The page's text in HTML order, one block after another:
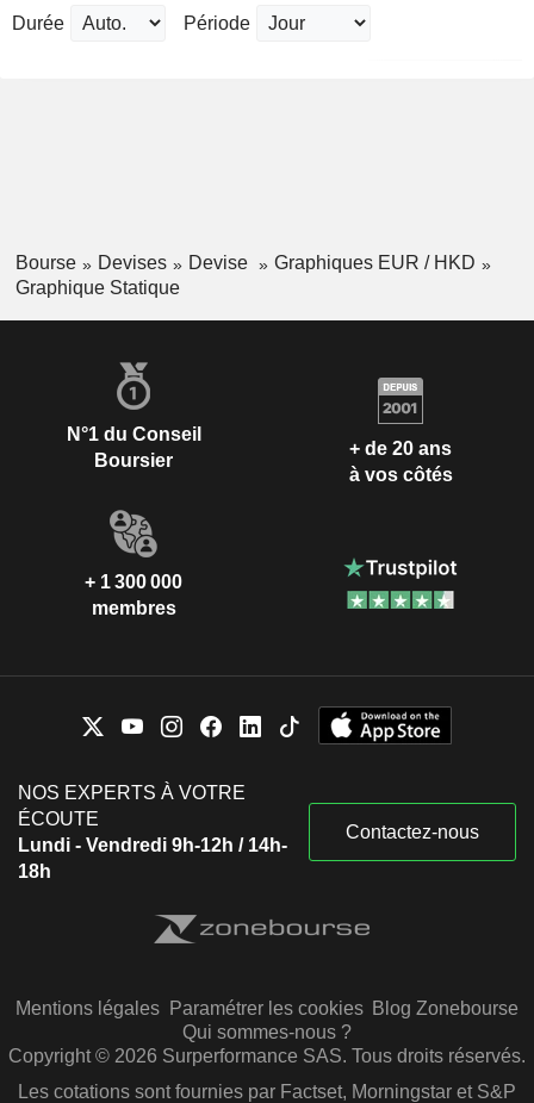
Durée Période
Bourse Devises Devise
Graphiques EUR / HKD
Graphique Statique
N°1 du Conseil
Boursier
+ de 20 ans
à vos côtés
+ 1 300 000
membres
NOS EXPERTS À VOTRE
ÉCOUTE
Lundi - Vendredi 9h-12h / 14h-
18h
Contactez-nous
Mentions légales Paramétrer les cookies Blog Zonebourse
Qui sommes-nous ?
Copyright © 2026 Surperformance SAS. Tous droits réservés.
Les cotations sont fournies par Factset, Morningstar et S&P